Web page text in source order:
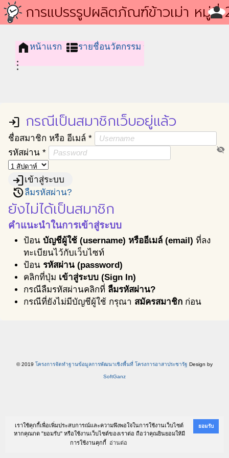
เราใช้คุกกี้เพื่อเพิ่มประสบการณ์และความพึงพอใจในการใช้งานเว็บไซต์
หากคุณกด "ยอมรับ" หรือใช้งานเว็บไซต์ของเราต่อ ถือว่าคุณยินยอมให้มี
การใช้งานคุกกี้
อ่านต่อ
ยอมรับ
โครงการชุมชนนวัตกรรม
การแปรรรูปผลิตภัณฑ์ข้าวเม่า หมู่ที่
บ้านเนินสะอาด ตำบลเมืองไผ่ อำเภอ
home หน้าแรก view_listรายชื่อนวัตกรรม
more_vert
person
login กรณีเป็นสมาชิกเว็บอยู่แล้ว
ชื่อสมาชิก หรือ อีเมล์ *
รหัสผ่าน * visibility_off
loginเข้าสู่ระบบ
restoreลืมรหัสผ่าน?
ยังไม่ได้เป็นสมาชิก
คำแนะนำในการเข้าสู่ระบบ
ป้อน บัญชีผู้ใช้ (username) หรืออีเมล์ (email) ที่ลง
ทะเบียนไว้กับเว็บไซท์
ป้อน รหัสผ่าน (password)
คลิกที่ปุ่ม เข้าสู่ระบบ (Sign In)
กรณีลืมรหัสผ่านคลิกที่ ลืมรหัสผ่าน?
กรณีที่ยังไม่มีบัญชีผู้ใช้ กรุณา สมัครสมาชิก ก่อน
© 2019 โครงการจัดทำฐานข้อมูลการพัฒนาเชิงพื้นที่ โครงการอาสาประชารัฐ Design by
SoftGanz